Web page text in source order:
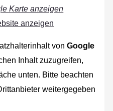
Karte anzeigen
anzeigen
vonGoogle
Inhalt zuzugreifen,
unten. Bitte beachten
weitergegeben